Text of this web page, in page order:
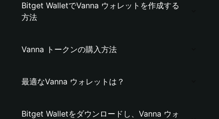
Bitget WalletでVanna ウォレットを作成する
方法
Vanna トークンの購入方法
最適なVanna ウォレットは？
Bitget Walletをダウンロードし、Vanna ウォ